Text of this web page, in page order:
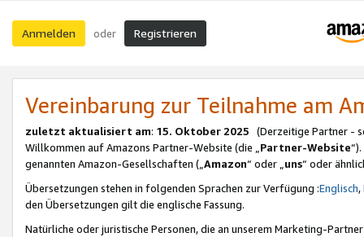
Anmelden oder Registrieren
Vereinbarung zur Teilnahme am
zuletzt aktualisiert am: 15. Oktober 2025 (Derzeitige Partner -
Willkommen auf Amazons Partner-Website (die „Partner-Website
genannten Amazon-Gesellschaften („Amazon“ oder „uns“ oder
Übersetzungen stehen in folgenden Sprachen zur Verfügung :Englisch,
den Übersetzungen gilt die englische Fassung.
Natürliche oder juristische Personen, die an unserem Marketing-